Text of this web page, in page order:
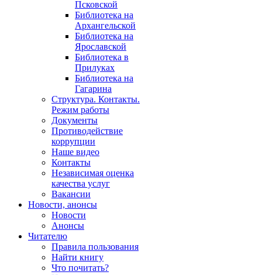
Псковской
Библиотека на
Архангельской
Библиотека на
Ярославской
Библиотека в
Прилуках
Библиотека на
Гагарина
Структура. Контакты.
Режим работы
Документы
Противодействие
коррупции
Наше видео
Контакты
Независимая оценка
качества услуг
Вакансии
Новости, анонсы
Новости
Анонсы
Читателю
Правила пользования
Найти книгу
Что почитать?